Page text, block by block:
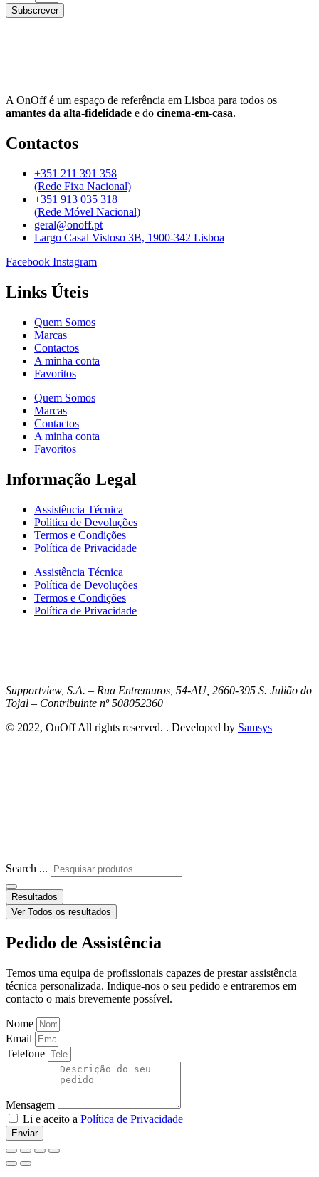
Subscrever
A OnOff é um espaço de referência em Lisboa para todos os
amantes da alta-fidelidade e do cinema-em-casa.
Contactos
+351 211 391 358
(Rede Fixa Nacional)
+351 913 035 318
(Rede Móvel Nacional)
geral@onoff.pt
Largo Casal Vistoso 3B, 1900-342 Lisboa
Facebook Instagram
Links Úteis
Quem Somos
Marcas
Contactos
A minha conta
Favoritos
Quem Somos
Marcas
Contactos
A minha conta
Favoritos
Informação Legal
Assistência Técnica
Política de Devoluções
Termos e Condições
Política de Privacidade
Assistência Técnica
Política de Devoluções
Termos e Condições
Política de Privacidade
Supportview, S.A. – Rua Entremuros, 54-AU, 2660-395 S. Julião do
Tojal – Contribuinte nº 508052360
© 2022, OnOff All rights reserved. . Developed by Samsys
Search ...
Resultados
Ver Todos os resultados
Pedido de Assistência
Temos uma equipa de profissionais capazes de prestar assistência
técnica personalizada. Indique-nos o seu pedido e entraremos em
contacto o mais brevemente possível.
Nome
Email
Telefone
Mensagem
Li e aceito a Política de Privacidade
Enviar